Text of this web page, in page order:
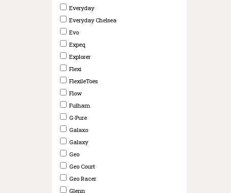
Everyday
Everyday Chelsea
Evo
Expeq
Explorer
Flexi
FlexileToes
Flow
Fulham
G-Pure
Galaxo
Galaxy
Geo
Geo Court
Geo Racer
Glenn